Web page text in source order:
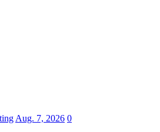
Aug. 7, 2026 0